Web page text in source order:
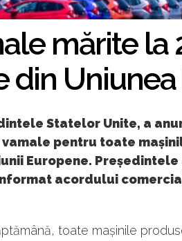
mărite la
din
Statelor Unite, a
vamale pentru toate
Europene.
acordului
toate mașinile